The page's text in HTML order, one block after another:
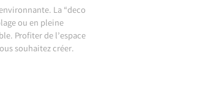
La “deco
ou en pleine
Profiter de l’espace
souhaitez créer.